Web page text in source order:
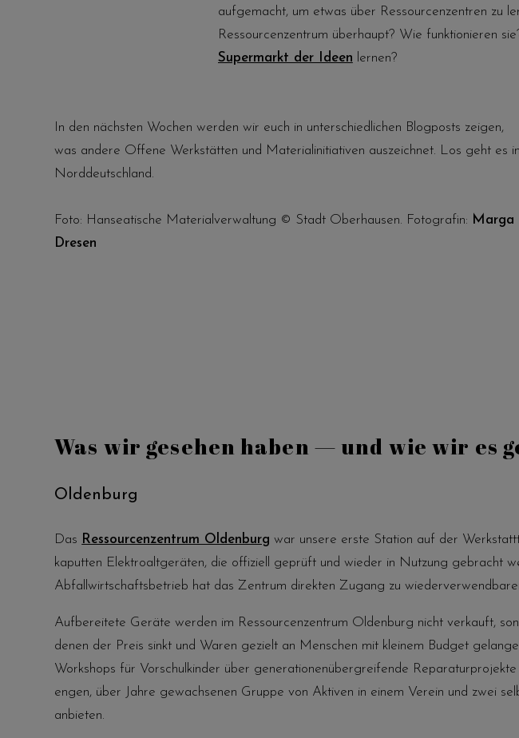
aufgemacht, um etwas über Ressourcenzentren zu
Ressourcenzentrum überhaupt? Wie funktionieren
Supermarkt der Ideen lernen?
In den nächsten Wochen werden wir euch in unterschiedlichen Blogposts zeigen,
was andere Offene Werkstätten und Materialinitiativen auszeichnet. Los geht es in
Norddeutschland.
Foto: Hanseatische Materialverwaltung © Stadt Oberhausen. Fotografin: Marga
Dresen
Was wir gesehen haben — und wie wir es
Oldenburg
Das Ressourcenzentrum Oldenburg war unsere erste Station auf der
kaputten Elektroaltgeräten, die offiziell geprüft und wieder in Nutzung gebracht
Abfallwirtschaftsbetrieb hat das Zentrum direkten Zugang zu
Aufbereitete Geräte werden im Ressourcenzentrum Oldenburg nicht verkauft,
denen der Preis sinkt und Waren gezielt an Menschen mit kleinem Budget
Workshops für Vorschulkinder über generationenübergreifende
engen, über Jahre gewachsenen Gruppe von Aktiven in einem Verein und zwei
anbieten.